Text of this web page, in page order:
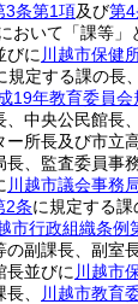
3条第1項及び第4
おいて「課等」
びに 川越市保健
規定する課の長、
19年教育委員会
、中央公民館長
ー所長及び市立
長、監査委員事
川越市議会事務
2条に規定する課
市行政組織条例
の副課長、副室
長並びに 川越市
、
川越市教育